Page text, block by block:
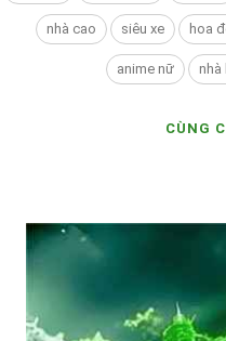
nhà cao siêu xe hoa
anime nữ nhà
CÙNG